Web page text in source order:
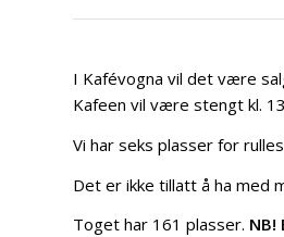
I Kafévogna vil det være
Kafeen vil være stengt kl.
Vi har seks plasser for
Det er ikke tillatt å ha med
Toget har 161 plasser. NB!